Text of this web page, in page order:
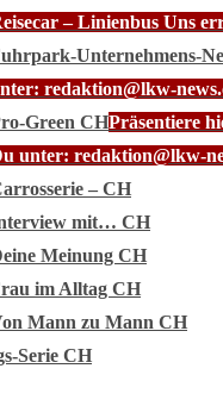
– Linienbus Uns
Unternehmens-
redaktion@lkw-
Green CHPräsentiere
unter: redaktion@lkw-
– CH
mit… CH
Meinung CH
im Alltag CH
Mann zu Mann CH
Serie CH